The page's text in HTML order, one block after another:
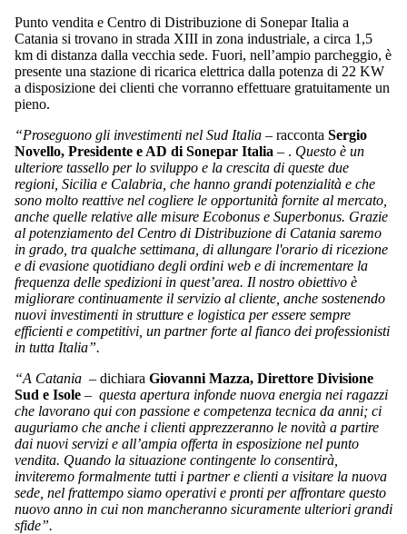
Punto vendita e Centro di Distribuzione di Sonepar Italia a
Catania si trovano in strada XIII in zona industriale, a circa 1,5
km di distanza dalla vecchia sede. Fuori, nell’ampio parcheggio, è
presente una stazione di ricarica elettrica dalla potenza di 22 KW
a disposizione dei clienti che vorranno effettuare gratuitamente un
pieno.
“Proseguono gli investimenti nel Sud Italia – racconta Sergio
Novello, Presidente e AD di Sonepar Italia – . Questo è un
ulteriore tassello per lo sviluppo e la crescita di queste due
regioni, Sicilia e Calabria, che hanno grandi potenzialità e che
sono molto reattive nel cogliere le opportunità fornite al mercato,
anche quelle relative alle misure Ecobonus e Superbonus. Grazie
al potenziamento del Centro di Distribuzione di Catania saremo
in grado, tra qualche settimana, di allungare l'orario di ricezione
e di evasione quotidiano degli ordini web e di incrementare la
frequenza delle spedizioni in quest’area. Il nostro obiettivo è
migliorare continuamente il servizio al cliente, anche sostenendo
nuovi investimenti in strutture e logistica per essere sempre
efficienti e competitivi, un partner forte al fianco dei professionisti
in tutta Italia”.
“A Catania – dichiara Giovanni Mazza, Direttore Divisione
Sud e Isole – questa apertura infonde nuova energia nei ragazzi
che lavorano qui con passione e competenza tecnica da anni; ci
auguriamo che anche i clienti apprezzeranno le novità a partire
dai nuovi servizi e all’ampia offerta in esposizione nel punto
vendita. Quando la situazione contingente lo consentirà,
inviteremo formalmente tutti i partner e clienti a visitare la nuova
sede, nel frattempo siamo operativi e pronti per affrontare questo
nuovo anno in cui non mancheranno sicuramente ulteriori grandi
sfide”.